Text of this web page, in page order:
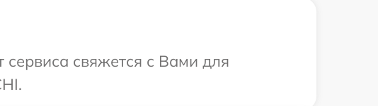
сервиса свяжется с Вами для